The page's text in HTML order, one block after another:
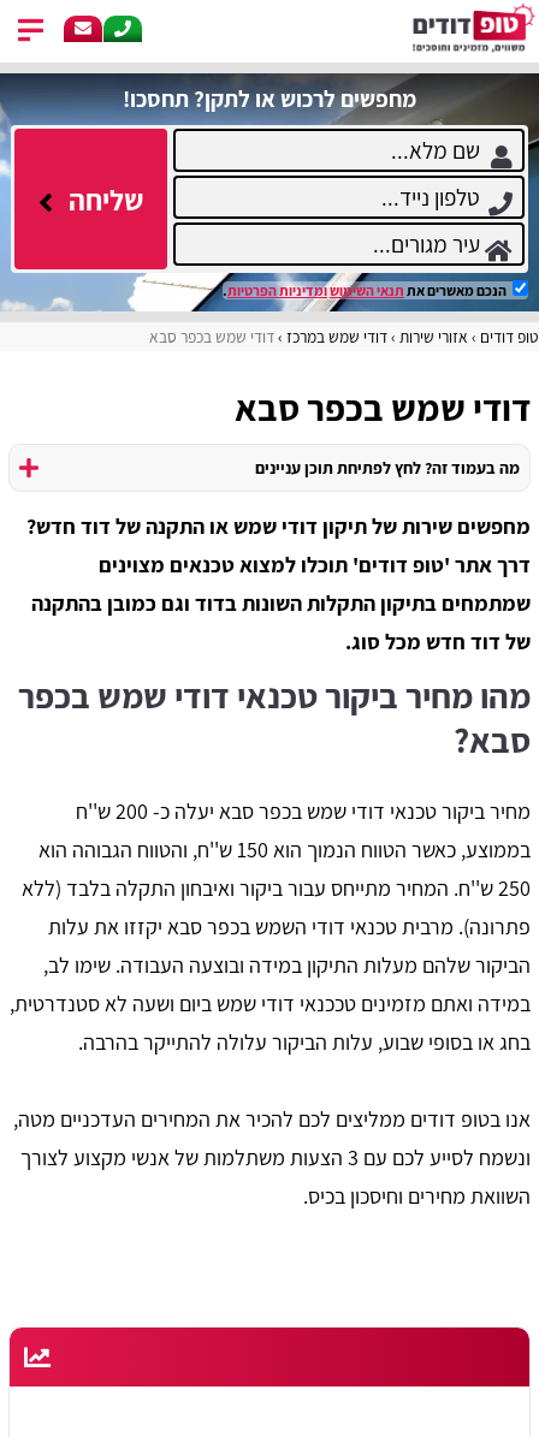
מחפשים לרכוש או לתקן? תחסכו!
שליחה
הנכם מאשרים את תנאי השימושומדיניות הפרטיות.
טופ דודים אזורי שירות דודי שמש במרכז דודי שמש בכפר סבא
דודי שמש בכפר סבא
מה בעמוד זה? לחץ לפתיחת תוכן עניינים
מחפשים שירות של תיקון דודי שמש או התקנה של דוד חדש?
דרך אתר 'טופ דודים' תוכלו למצוא טכנאים מצוינים
שמתמחים בתיקון התקלות השונות בדוד וגם כמובן בהתקנה
של דוד חדש מכל סוג.
מהו מחיר ביקור טכנאי דודי שמש בכפר
סבא?
מחיר ביקור טכנאי דודי שמש בכפר סבא יעלה כ- 200 ש''ח
בממוצע, כאשר הטווח הנמוך הוא 150 ש''ח, והטווח הגבוהה הוא
250 ש''ח. המחיר מתייחס עבור ביקור ואיבחון התקלה בלבד (ללא
פתרונה). מרבית טכנאי דודי השמש בכפר סבא יקזזו את עלות
הביקור שלהם מעלות התיקון במידה ובוצעה העבודה. שימו לב,
במידה ואתם מזמינים טככנאי דודי שמש ביום ושעה לא סטנדרטית,
בחג או בסופי שבוע, עלות הביקור עלולה להתייקר בהרבה.
אנו בטופ דודים ממליצים לכם להכיר את המחירים העדכניים מטה,
ונשמח לסייע לכם עם 3 הצעות משתלמות של אנשי מקצוע לצורך
השוואת מחירים וחיסכון בכיס.